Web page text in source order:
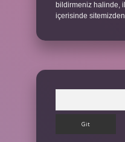
bildirmeniz halinde,
içerisinde sitemizden